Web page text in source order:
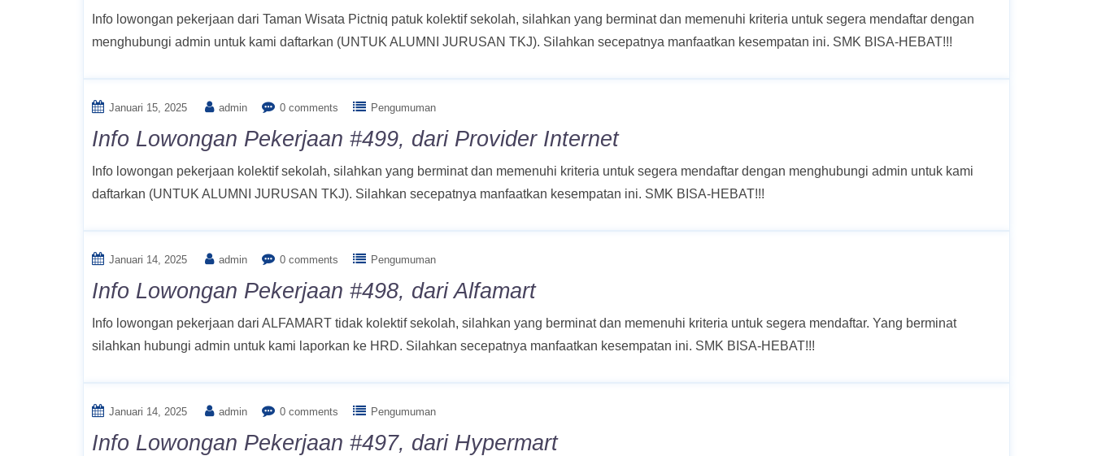
Info lowongan pekerjaan dari Taman Wisata Pictniq patuk kolektif sekolah, silahkan yang berminat dan memenuhi kriteria untuk segera mendaftar dengan
menghubungi admin untuk kami daftarkan (UNTUK ALUMNI JURUSAN TKJ). Silahkan secepatnya manfaatkan kesempatan ini. SMK BISA-HEBAT!!!
Januari 15, 2025 admin 0 comments Pengumuman
Info Lowongan Pekerjaan #499, dari Provider Internet
Info lowongan pekerjaan kolektif sekolah, silahkan yang berminat dan memenuhi kriteria untuk segera mendaftar dengan menghubungi admin untuk kami
daftarkan (UNTUK ALUMNI JURUSAN TKJ). Silahkan secepatnya manfaatkan kesempatan ini. SMK BISA-HEBAT!!!
Januari 14, 2025 admin 0 comments Pengumuman
Info Lowongan Pekerjaan #498, dari Alfamart
Info lowongan pekerjaan dari ALFAMART tidak kolektif sekolah, silahkan yang berminat dan memenuhi kriteria untuk segera mendaftar. Yang berminat
silahkan hubungi admin untuk kami laporkan ke HRD. Silahkan secepatnya manfaatkan kesempatan ini. SMK BISA-HEBAT!!!
Januari 14, 2025 admin 0 comments Pengumuman
Info Lowongan Pekerjaan #497, dari Hypermart